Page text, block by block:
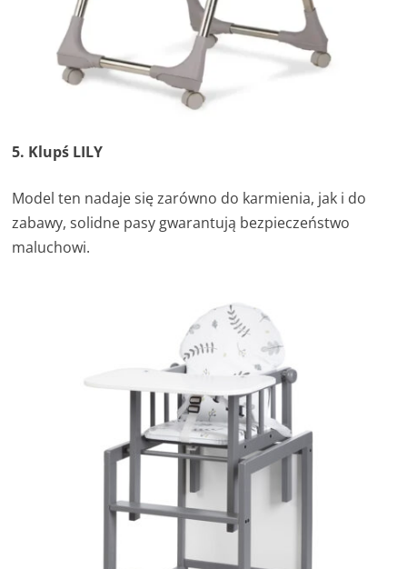
5. Klupś LILY
Model ten nadaje się zarówno do karmienia, jak i do
zabawy, solidne pasy gwarantują bezpieczeństwo
maluchowi.